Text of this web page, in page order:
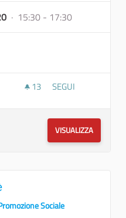
· 15:30 - 17:30
13 13 SOSTENITORI
SEGUI
VISUALIZZA
Sociale